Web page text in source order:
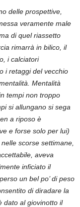
delle prospettive,
veramente male
di quel riassetto
rimarrà in bilico, il
i calciatori
i retaggi del vecchio
Mentalità
tempi non troppo
si allungano si sega
a riposo è
e forse solo per lui)
scorse settimane,
aveva
inficiato il
un bel po’ di peso
di diradare la
dato al giovinotto il